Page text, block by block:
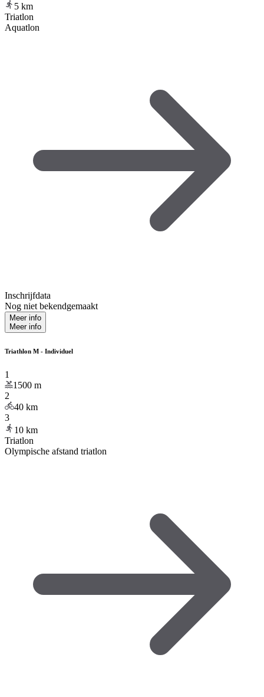
5 km
Triatlon
Aquatlon
Inschrijfdata
Nog niet bekendgemaakt
Meer info
Meer info
Triathlon M - Individuel
1
1500 m
2
40 km
3
10 km
Triatlon
Olympische afstand triatlon